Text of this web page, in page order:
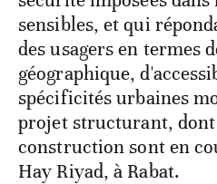
sensibles, et qui
des usagers en termes
géographique,
spécificités urbaines
projet structurant,
construction sont en
Hay Riyad, à Rabat.